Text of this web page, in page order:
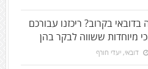
בקרוב? ריכזנו עבורכם
מיוחדות ששווה לבקר בהן
דובאי, יעדי חורף